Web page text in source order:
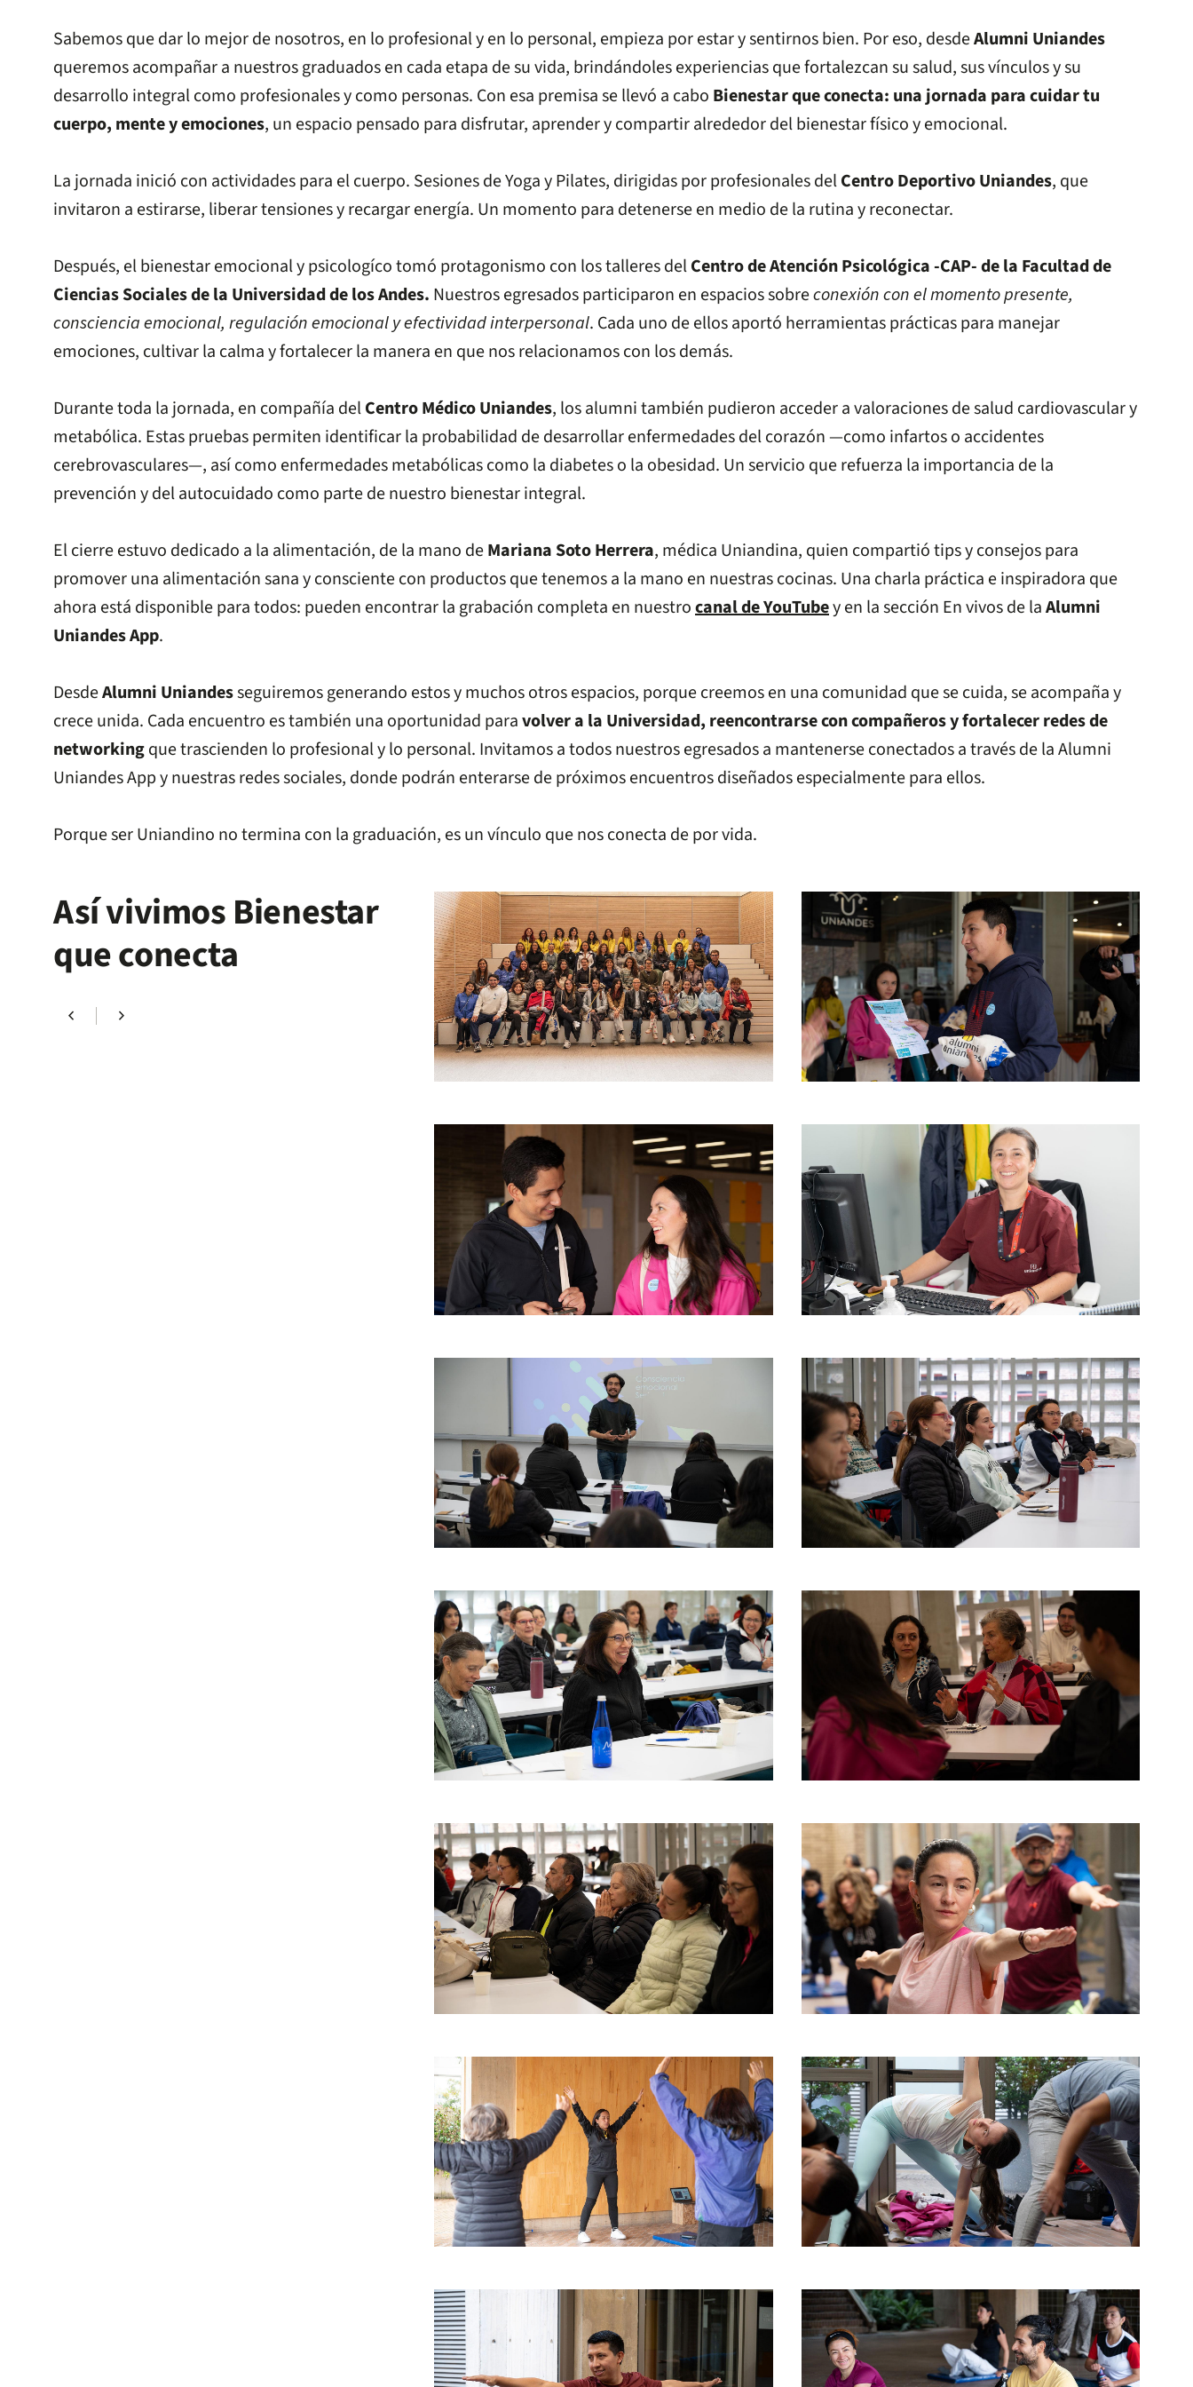
Sabemos que dar lo mejor de nosotros, en lo profesional y en lo personal, empieza por estar y sentirnos bien. Por eso, desdeAlumni Uniandes
queremos acompañar a nuestros graduados en cada etapa de su vida, brindándoles experiencias que fortalezcan su salud, sus vínculos y su
desarrollo integral como profesionales y como personas. Con esa premisa se llevó a cabo Bienestar que conecta: una jornada para cuidar tu
cuerpo, mente y emociones, un espacio pensado para disfrutar, aprender y compartir alrededor del bienestar físico y emocional.
La jornada inició con actividades para el cuerpo. Sesiones de Yoga y Pilates, dirigidas por profesionales delCentro Deportivo Uniandes, que
invitaron a estirarse, liberar tensiones y recargar energía. Un momento para detenerse en medio de la rutina y reconectar.
Después, el bienestar emocional y psicologíco tomó protagonismo con los talleres delCentro de Atención Psicológica -CAP- de la Facultad de
Ciencias Sociales de la Universidad de los Andes. Nuestros egresados participaron en espacios sobreconexión con el momento presente,
consciencia emocional, regulación emocional y efectividad interpersonal. Cada uno de ellos aportó herramientas prácticas para manejar
emociones, cultivar la calma y fortalecer la manera en que nos relacionamos con los demás.
Durante toda la jornada, en compañía delCentro Médico Uniandes, los alumni también pudieron acceder a valoraciones de salud cardiovascular y
metabólica. Estas pruebas permiten identificar la probabilidad de desarrollar enfermedades del corazón —como infartos o accidentes
cerebrovasculares—, así como enfermedades metabólicas como la diabetes o la obesidad. Un servicio que refuerza la importancia de la
prevención y del autocuidado como parte de nuestro bienestar integral.
El cierre estuvo dedicado a la alimentación, de la mano deMariana Soto Herrera, médica Uniandina, quien compartió tips y consejos para
promover una alimentación sana y consciente con productos que tenemos a la mano en nuestras cocinas. Una charla práctica e inspiradora que
ahora está disponible para todos: pueden encontrar la grabación completa en nuestrocanal de YouTubey en la sección En vivos de laAlumni
Uniandes App.
DesdeAlumni Uniandesseguiremos generando estos y muchos otros espacios, porque creemos en una comunidad que se cuida, se acompaña y
crece unida. Cada encuentro es también una oportunidad paravolver a la Universidad, reencontrarse con compañeros y fortalecer redes de
networkingque trascienden lo profesional y lo personal. Invitamos a todos nuestros egresados a mantenerse conectados a través de la Alumni
Uniandes App y nuestras redes sociales, donde podrán enterarse de próximos encuentros diseñados especialmente para ellos.
Porque ser Uniandino no termina con la graduación, es un vínculo que nos conecta de por vida.
Así vivimos Bienestar
que conecta
chevron_left chevron_right